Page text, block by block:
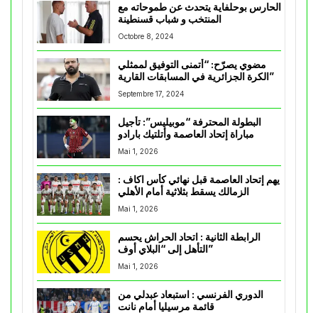
الحارس بوحلفاية يتحدث عن طموحاته مع
المنتخب و شباب قسنطينة
Octobre 8, 2024
مضوي يصرّح: “أتمنى التوفيق لممثلي
الكرة الجزائرية في المسابقات القارية”
Septembre 17, 2024
البطولة المحترفة “موبيليس”: تأجيل
مباراة إتحاد العاصمة وأتلتيك بارادو
Mai 1, 2026
يهم إتحاد العاصمة قبل نهائي كأس اكاف :
Mai 1, 2026
الرابطة الثانية : اتحاد الحراش يحسم
التأهل إلى “البلاي أوف”
Mai 1, 2026
الدوري الفرنسي : استبعاد عبدلي من
قائمة مرسيليا أمام نانت